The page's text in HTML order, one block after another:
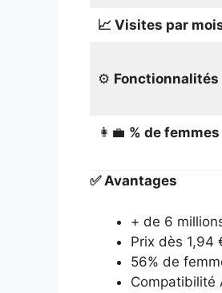
📈 Visites par
⚙️ Fonctionnalités
👩‍💼 % de femmes
✅ Avantages
+ de 6
Prix dès 1,94
56% de
Compatibilité